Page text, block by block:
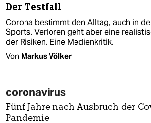
Der Testfall
Corona bestimmt den Alltag, auch in
Sports. Verloren geht aber eine
der Risiken. Eine Medienkritik.
Von Markus Völker
coronavirus
Fünf Jahre nach Ausbruch der
Pandemie